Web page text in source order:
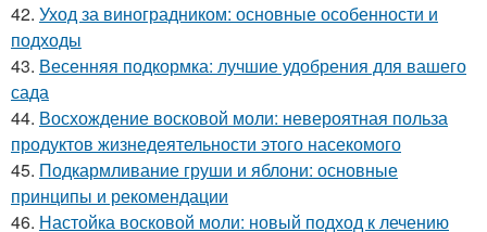
42. Уход за виноградником: основные особенности и
подходы
43. Весенняя подкормка: лучшие удобрения для вашего
сада
44. Восхождение восковой моли: невероятная польза
продуктов жизнедеятельности этого насекомого
45. Подкармливание груши и яблони: основные
принципы и рекомендации
46. Настойка восковой моли: новый подход к лечению